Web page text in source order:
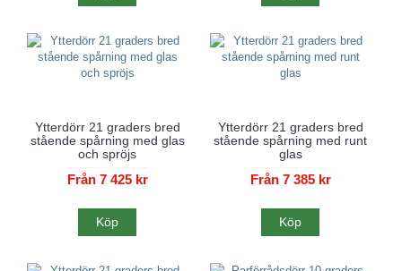
Ytterdörr 21 graders bred
stående spårning med glas
och spröjs
Från 7 425 kr
Köp
Ytterdörr 21 graders bred
stående spårning med runt
glas
Från 7 385 kr
Köp